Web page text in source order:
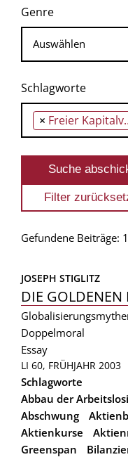
Genre
Schlagworte
× Freier Kapitalverkehr
Gefundene Beiträge: 1
JOSEPH STIGLITZ
DIE GOLDENEN
Doppelmoral
Essay
LI 60, FRÜHJAHR 2003
Schlagworte
Abbau der
Abschwung
Aktienkurse
Greenspan